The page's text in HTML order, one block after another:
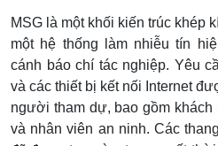
MSG là một khối kiến trúc khép
một hệ thống làm nhiễu tín
cánh báo chí tác nghiệp. Yêu
và các thiết bị kết nối Internet
người tham dự, bao gồm
và nhân viên an ninh. Các